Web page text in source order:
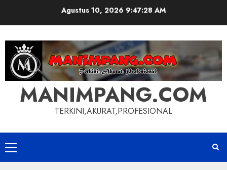
Agustus 10, 2026 9:47:28 AM
MANIMPANG.COM
TERKINI,AKURAT,PROFESIONAL
Primary
Menu